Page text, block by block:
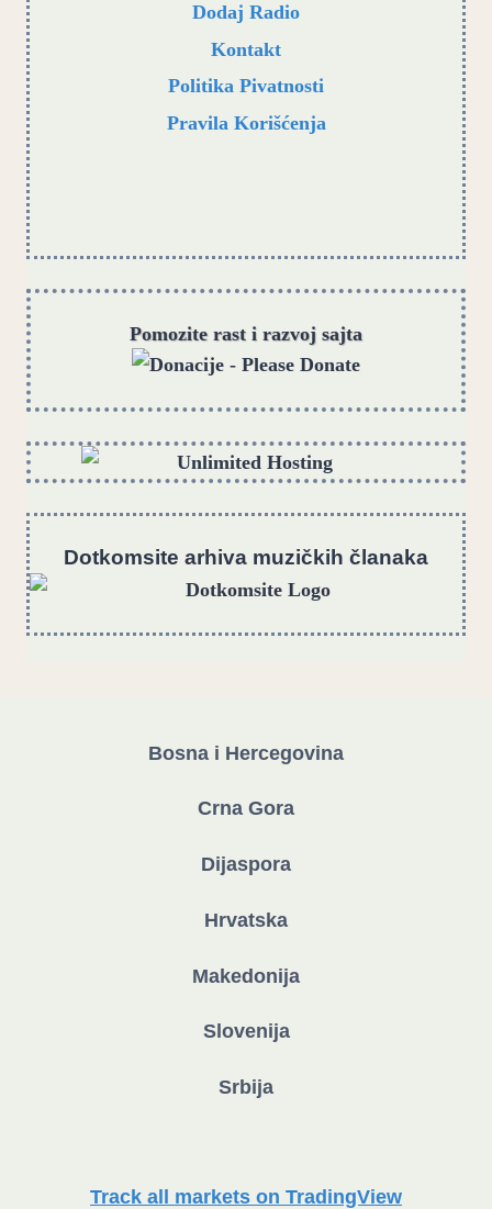
Dodaj Radio
Kontakt
Politika Pivatnosti
Pravila Korišćenja
Pomozite rast i razvoj sajta
Dotkomsite arhiva muzičkih članaka
Bosna i Hercegovina
Crna Gora
Dijaspora
Hrvatska
Makedonija
Slovenija
Srbija
Track all markets on TradingView